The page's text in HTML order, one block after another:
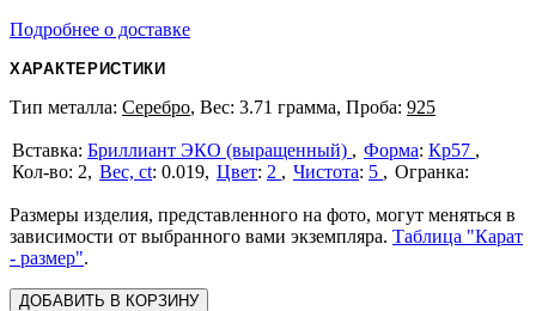
Подробнее о доставке
ХАРАКТЕРИСТИКИ
Тип металла: Серебро, Вес: 3.71 грамма, Проба: 925
Бриллиант ЭКО (выращенный) Форма: Кр57
2
Вес, ct: 0.019 Цвет: 2 Чистота: 5
Размеры изделия, представленного на фото, могут меняться в
зависимости от выбранного вами экземпляра. Таблица "Карат
- размер".
ДОБАВИТЬ В КОРЗИНУ